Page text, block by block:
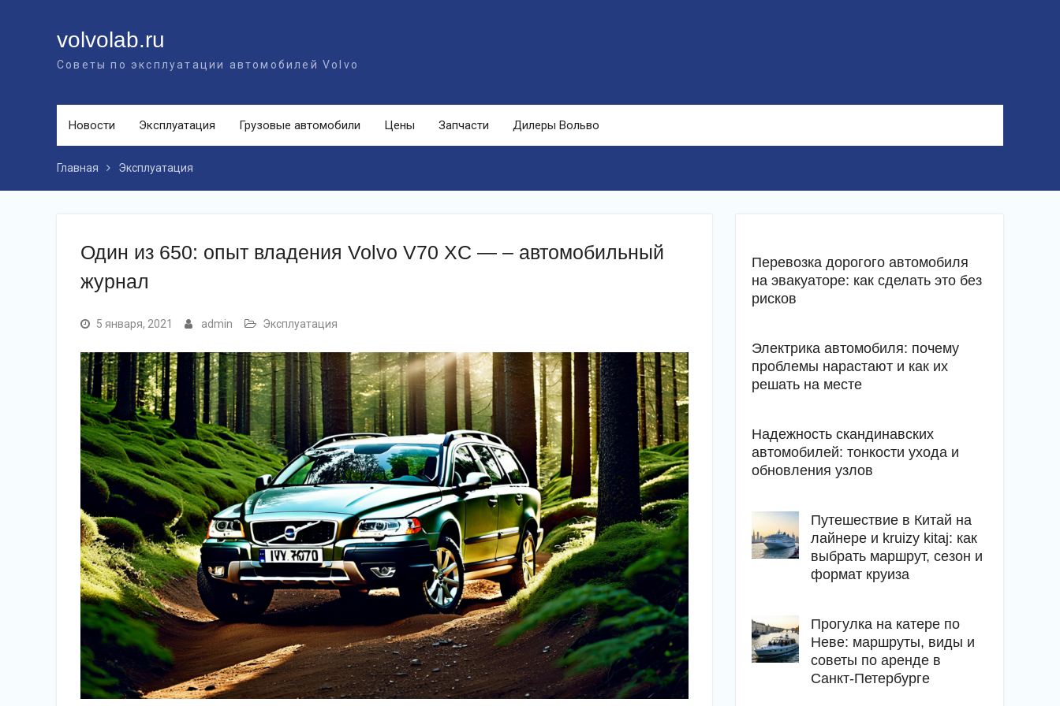
volvolab.ru
Советы по эксплуатации автомобилей Volvo
Новости Эксплуатация Грузовые автомобили Цены Запчасти Дилеры Вольво
Главная Эксплуатация
Один из 650: опыт владения Volvo V70 XC — – автомобильный
журнал
5 января, 2021 admin Эксплуатация
Перевозка дорогого автомобиля
на эвакуаторе: как сделать это без
рисков
Электрика автомобиля: почему
проблемы нарастают и как их
решать на месте
Надежность скандинавских
автомобилей: тонкости ухода и
обновления узлов
Путешествие в Китай на
лайнере и kruizy kitaj: как
выбрать маршрут, сезон и
формат круиза
Прогулка на катере по
Неве: маршруты, виды и
советы по аренде в
Санкт-Петербурге